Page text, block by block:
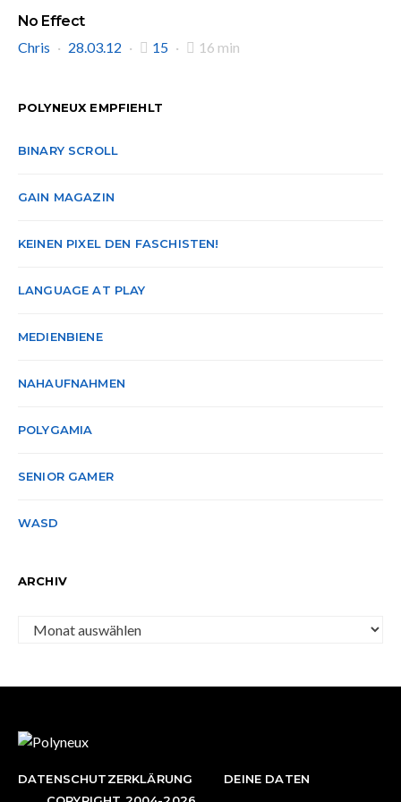
No Effect
Chris
28.03.12 15 16 min
POLYNEUX EMPFIEHLT
BINARY SCROLL
GAIN MAGAZIN
KEINEN PIXEL DEN FASCHISTEN!
LANGUAGE AT PLAY
MEDIENBIENE
NAHAUFNAHMEN
POLYGAMIA
SENIOR GAMER
WASD
ARCHIV
Archiv
DATENSCHUTZERKLÄRUNG
DEINE DATEN